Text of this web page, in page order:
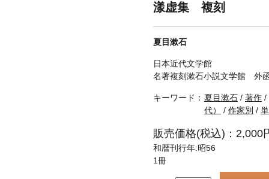
漾虚集 複刻
夏目漱石
日本近代文学館
名著複刻漱石小説文学館 外
キーワード： 夏目漱石 / 著作 /
代）
/ 作家別 /
販売価格(税込)：2,000
和暦刊行年:昭56
1冊